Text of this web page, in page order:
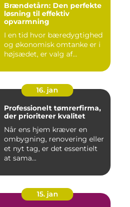
Brændetårn: Den perfekte
løsning til effektiv
opvarmning
I en tid hvor bæredygtighed
og økonomisk omtanke er i
højsædet, er valg af...
16. jan
Professionelt tømrerfirma,
der prioriterer kvalitet
Når ens hjem kræver en
ombygning, renovering eller
et nyt tag, er det essentielt
at sama...
15. jan